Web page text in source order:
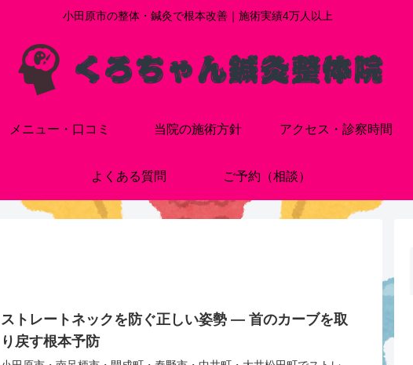
小田原市の整体・鍼灸で根本改善｜施術実績4万人以上
メニュー・口コミ 当院の施術方針 アクセス・診察時間
よくある質問 ご予約（相談）
ストレートネックを防ぐ正しい姿勢 — 首のカーブを取
り戻す根本予防